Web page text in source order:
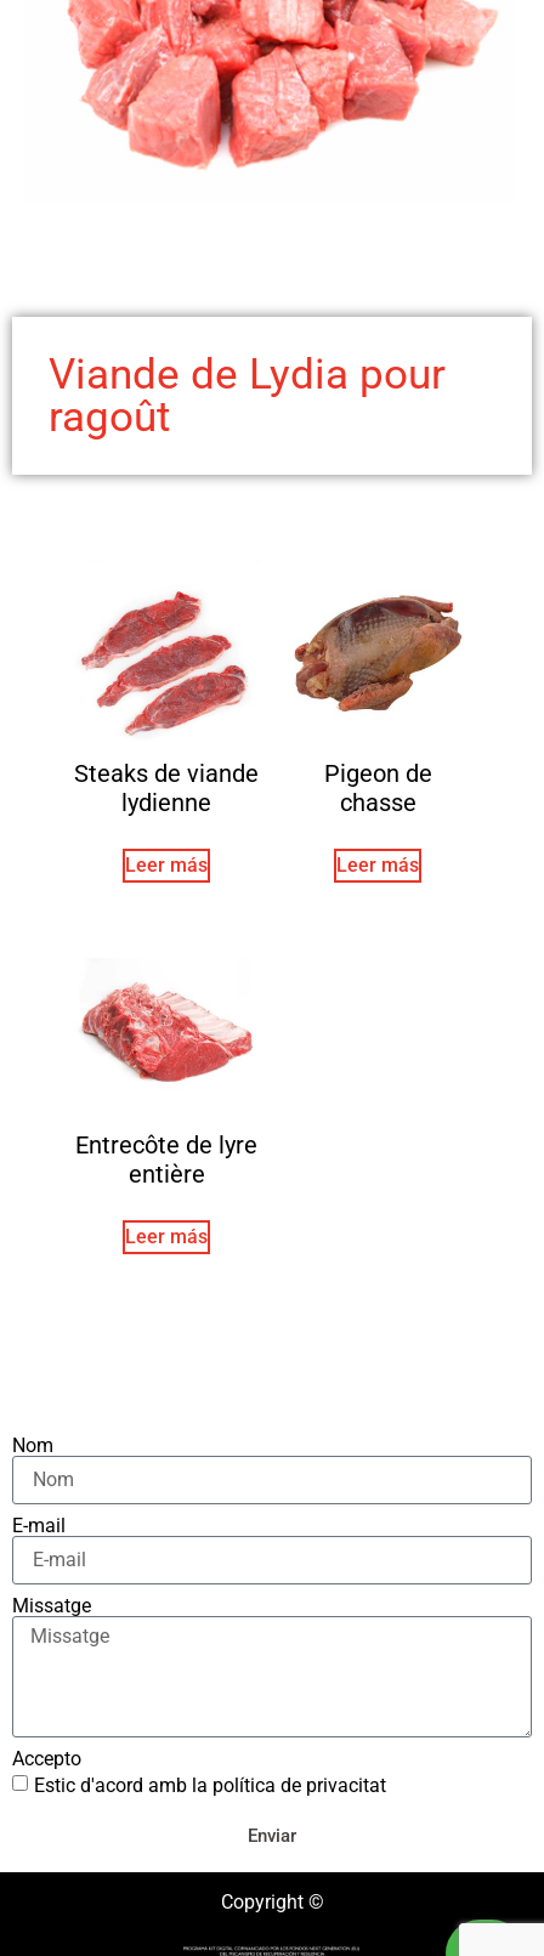
Viande de Lydia pour
ragoût
Steaks de viande
lydienne
Leer más
Pigeon de
chasse
Leer más
Entrecôte de lyre
entière
Leer más
Nom
E-mail
Missatge
Accepto
Estic d'acord amb la política de privacitat
Enviar
Copyright ©